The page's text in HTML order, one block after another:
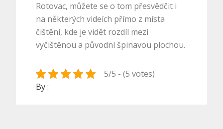
Rotovac, můžete se o tom přesvědčit i
na některých videích přímo z místa
čištění, kde je vidět rozdíl mezi
vyčištěnou a původní špinavou plochou.
5/5 - (5 votes)
By :